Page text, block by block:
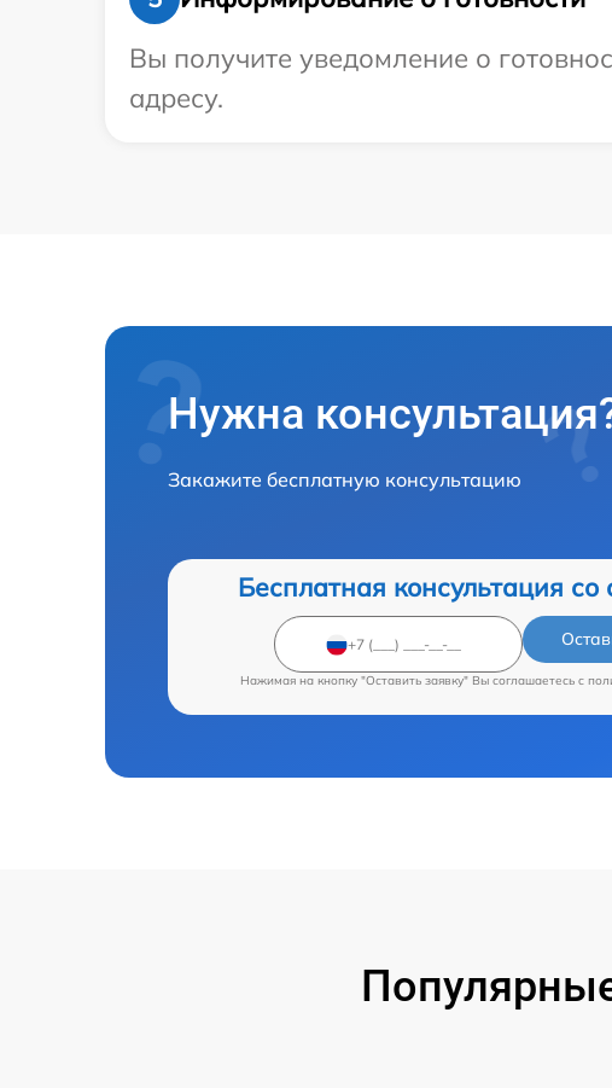
Вы получите уведомление о
адресу.
Нужна
Закажите бесплатную консультацию
Бесплатная консультация со
Нажимая на кнопку "Оставить заявку" Вы соглашаетесь c